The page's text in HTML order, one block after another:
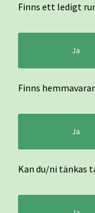
Finns ett ledigt
Ja
Finns
Ja
Kan du/ni tänkas